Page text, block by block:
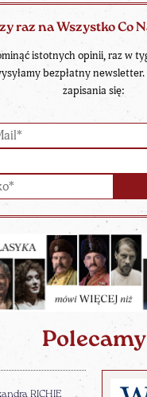
raz na Wszystko Co
istotnych opinii, raz w
bezpłatny
zapisania się:
Polecamy
RICHIE